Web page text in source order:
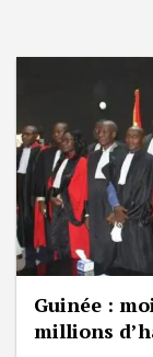
Guinée :
millions